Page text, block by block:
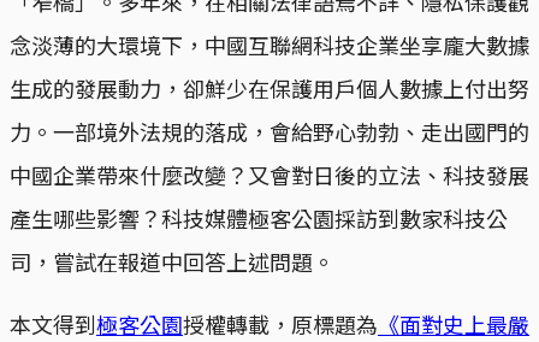
念淡薄的大環境下，中國互聯網科技企業坐享龐大數據
生成的發展動力，卻鮮少在保護用戶個人數據上付出努
力。一部境外法規的落成，會給野心勃勃、走出國門的
中國企業帶來什麼改變？又會對日後的立法、科技發展
產生哪些影響？科技媒體極客公園採訪到數家科技公
司，嘗試在報道中回答上述問題。
本文得到極客公園授權轉載，原標題為 《面對史上最嚴